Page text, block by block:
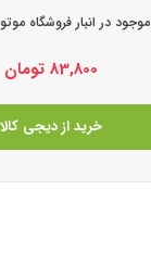
موجود در انبار فروشگاه
83,800 تومان
خرید از دیجی کالا